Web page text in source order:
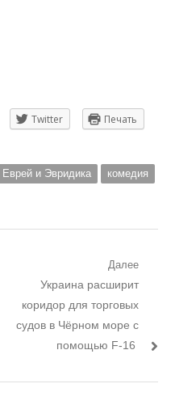
Twitter Печать
Еврей и Эвридика
комедия
Далее
Следующий
пост:
Украина расширит
коридор для торговых
судов в Чёрном море с
помощью F-16